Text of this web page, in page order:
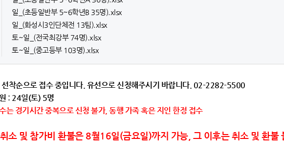
일_(초등일반부 5~6학년B 35명).xlsx
일_(화성시3인단체전 13팀).xlsx
토~일_(전국최강부 74명).xlsx
토~일_(중고등부 103명).xlsx
착순으로 접수 중입니다. 유선으로 신청해주시기 바랍니다. 02-2282-5500
: 24일(토) 5명
는 경기시간 중복으로 신청 불가, 동행 가족 혹은 지인 한정 접수
소 및 참가비 환불은 8월16일(금요일)까지 가능, 그 이후는 취소 및 환불